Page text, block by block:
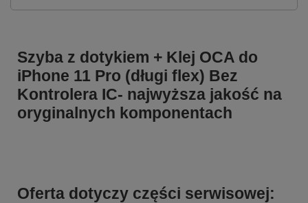
Szyba z dotykiem + Klej OCA do
iPhone 11 Pro (długi flex) Bez
Kontrolera IC- najwyższa jakość na
oryginalnych komponentach
Oferta dotyczy części serwisowej: